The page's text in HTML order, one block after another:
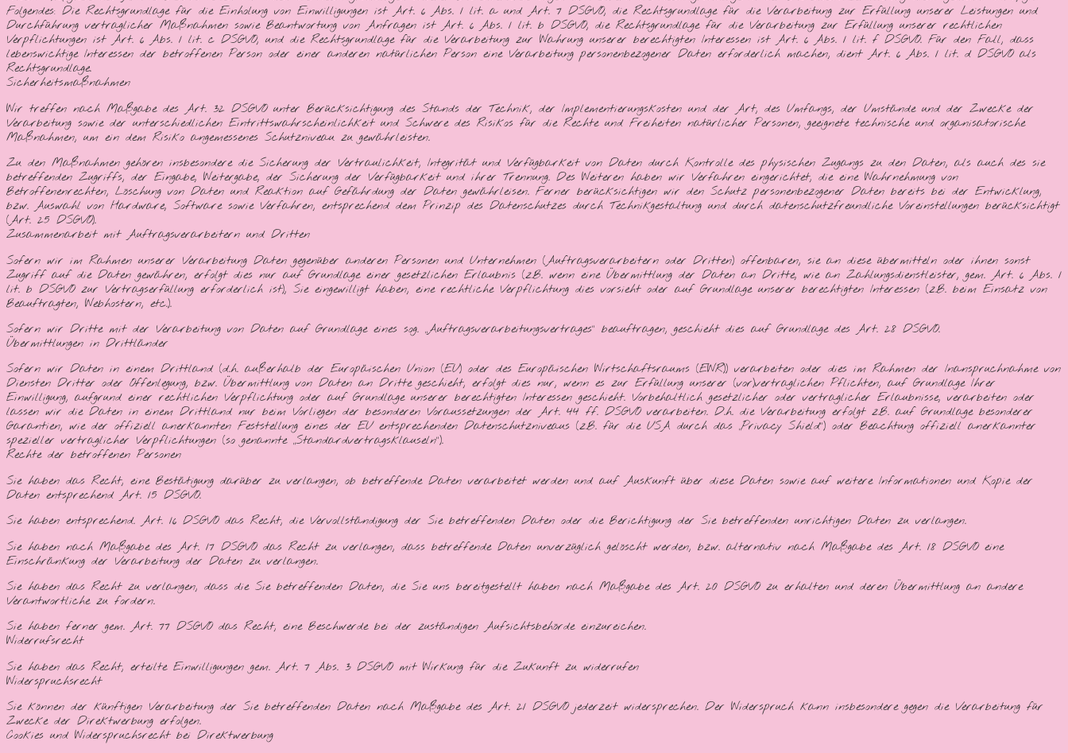
Folgendes: Die Rechtsgrundlage für die Einholung von Einwilligungen ist Art. 6 Abs. 1 lit. a und Art. 7 DSGVO, die Rechtsgrundlage für die Verarbeitung zur Erfüllung unserer Leistungen und
Durchführung vertraglicher Maßnahmen sowie Beantwortung von Anfragen ist Art. 6 Abs. 1 lit. b DSGVO, die Rechtsgrundlage für die Verarbeitung zur Erfüllung unserer rechtlichen
Verpflichtungen ist Art. 6 Abs. 1 lit. c DSGVO, und die Rechtsgrundlage für die Verarbeitung zur Wahrung unserer berechtigten Interessen ist Art. 6 Abs. 1 lit. f DSGVO. Für den Fall, dass
lebenswichtige Interessen der betroffenen Person oder einer anderen natürlichen Person eine Verarbeitung personenbezogener Daten erforderlich machen, dient Art. 6 Abs. 1 lit. d DSGVO als
Rechtsgrundlage.
Sicherheitsmaßnahmen
Wir treffen nach Maßgabe des Art. 32 DSGVO unter Berücksichtigung des Stands der Technik, der Implementierungskosten und der Art, des Umfangs, der Umstände und der Zwecke der
Verarbeitung sowie der unterschiedlichen Eintrittswahrscheinlichkeit und Schwere des Risikos für die Rechte und Freiheiten natürlicher Personen, geeignete technische und organisatorische
Maßnahmen, um ein dem Risiko angemessenes Schutzniveau zu gewährleisten.
Zu den Maßnahmen gehören insbesondere die Sicherung der Vertraulichkeit, Integrität und Verfügbarkeit von Daten durch Kontrolle des physischen Zugangs zu den Daten, als auch des sie
betreffenden Zugriffs, der Eingabe, Weitergabe, der Sicherung der Verfügbarkeit und ihrer Trennung. Des Weiteren haben wir Verfahren eingerichtet, die eine Wahrnehmung von
Betroffenenrechten, Löschung von Daten und Reaktion auf Gefährdung der Daten gewährleisen. Ferner berücksichtigen wir den Schutz personenbezogener Daten bereits bei der Entwicklung,
bzw. Auswahl von Hardware, Software sowie Verfahren, entsprechend dem Prinzip des Datenschutzes durch Technikgestaltung und durch datenschutzfreundliche Voreinstellungen berücksichtigt
(Art. 25 DSGVO).
Zusammenarbeit mit Auftragsverarbeitern und Dritten
Sofern wir im Rahmen unserer Verarbeitung Daten gegenüber anderen Personen und Unternehmen (Auftragsverarbeitern oder Dritten) offenbaren, sie an diese übermitteln oder ihnen sonst
Zugriff auf die Daten gewähren, erfolgt dies nur auf Grundlage einer gesetzlichen Erlaubnis (z.B. wenn eine Übermittlung der Daten an Dritte, wie an Zahlungsdienstleister, gem. Art. 6 Abs. 1
lit. b DSGVO zur Vertragserfüllung erforderlich ist), Sie eingewilligt haben, eine rechtliche Verpflichtung dies vorsieht oder auf Grundlage unserer berechtigten Interessen (z.B. beim Einsatz von
Beauftragten, Webhostern, etc.).
Sofern wir Dritte mit der Verarbeitung von Daten auf Grundlage eines sog. „Auftragsverarbeitungsvertrages“ beauftragen, geschieht dies auf Grundlage des Art. 28 DSGVO.
Übermittlungen in Drittländer
Sofern wir Daten in einem Drittland (d.h. außerhalb der Europäischen Union (EU) oder des Europäischen Wirtschaftsraums (EWR)) verarbeiten oder dies im Rahmen der Inanspruchnahme von
Diensten Dritter oder Offenlegung, bzw. Übermittlung von Daten an Dritte geschieht, erfolgt dies nur, wenn es zur Erfüllung unserer (vor)vertraglichen Pflichten, auf Grundlage Ihrer
Einwilligung, aufgrund einer rechtlichen Verpflichtung oder auf Grundlage unserer berechtigten Interessen geschieht. Vorbehaltlich gesetzlicher oder vertraglicher Erlaubnisse, verarbeiten oder
lassen wir die Daten in einem Drittland nur beim Vorliegen der besonderen Voraussetzungen der Art. 44 ff. DSGVO verarbeiten. D.h. die Verarbeitung erfolgt z.B. auf Grundlage besonderer
Garantien, wie der offiziell anerkannten Feststellung eines der EU entsprechenden Datenschutzniveaus (z.B. für die USA durch das „Privacy Shield“) oder Beachtung offiziell anerkannter
spezieller vertraglicher Verpflichtungen (so genannte „Standardvertragsklauseln“).
Rechte der betroffenen Personen
Sie haben das Recht, eine Bestätigung darüber zu verlangen, ob betreffende Daten verarbeitet werden und auf Auskunft über diese Daten sowie auf weitere Informationen und Kopie der
Daten entsprechend Art. 15 DSGVO.
Sie haben entsprechend. Art. 16 DSGVO das Recht, die Vervollständigung der Sie betreffenden Daten oder die Berichtigung der Sie betreffenden unrichtigen Daten zu verlangen.
Sie haben nach Maßgabe des Art. 17 DSGVO das Recht zu verlangen, dass betreffende Daten unverzüglich gelöscht werden, bzw. alternativ nach Maßgabe des Art. 18 DSGVO eine
Einschränkung der Verarbeitung der Daten zu verlangen.
Sie haben das Recht zu verlangen, dass die Sie betreffenden Daten, die Sie uns bereitgestellt haben nach Maßgabe des Art. 20 DSGVO zu erhalten und deren Übermittlung an andere
Verantwortliche zu fordern.
Sie haben ferner gem. Art. 77 DSGVO das Recht, eine Beschwerde bei der zuständigen Aufsichtsbehörde einzureichen.
Widerrufsrecht
Sie haben das Recht, erteilte Einwilligungen gem. Art. 7 Abs. 3 DSGVO mit Wirkung für die Zukunft zu widerrufen
Widerspruchsrecht
Sie können der künftigen Verarbeitung der Sie betreffenden Daten nach Maßgabe des Art. 21 DSGVO jederzeit widersprechen. Der Widerspruch kann insbesondere gegen die Verarbeitung für
Zwecke der Direktwerbung erfolgen.
Cookies und Widerspruchsrecht bei Direktwerbung